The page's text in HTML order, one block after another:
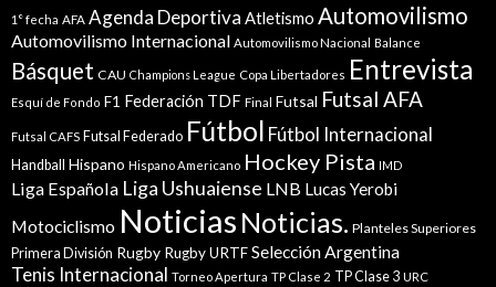
1° fecha AFA Agenda Deportiva Atletismo Automovilismo
Automovilismo Internacional Automovilismo Nacional Balance
Básquet CAU Champions League Copa Libertadores Entrevista
Esquí de Fondo F1 Federación TDF Final Futsal Futsal AFA
Futsal CAFS Futsal Federado Fútbol Fútbol Internacional
Handball Hispano Hispano Americano Hockey Pista IMD
Liga Española Liga Ushuaiense LNB Lucas Yerobi
Motociclismo Noticias Noticias. Planteles Superiores
Primera División Rugby Rugby URTFSelección Argentina
Tenis Internacional Torneo Apertura TP Clase 2 TP Clase 3 URC